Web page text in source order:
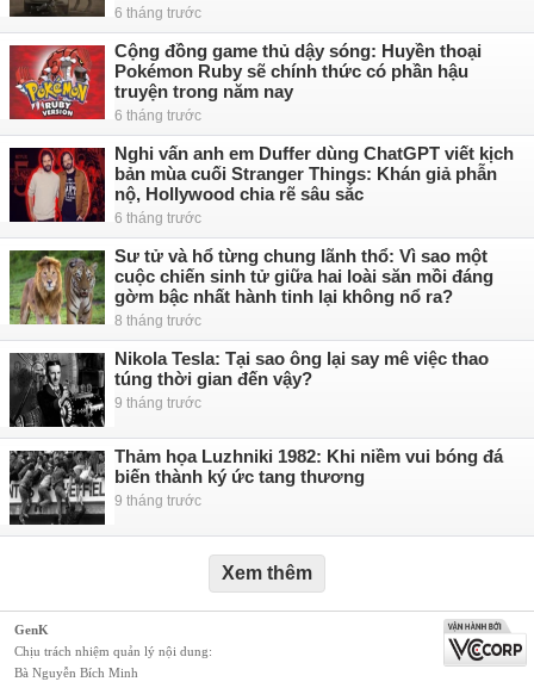
6 tháng trước
Cộng đồng game thủ dậy sóng: Huyền thoại
Pokémon Ruby sẽ chính thức có phần hậu
truyện trong năm nay
6 tháng trước
Nghi vấn anh em Duffer dùng ChatGPT viết kịch
bản mùa cuối Stranger Things: Khán giả phẫn
nộ, Hollywood chia rẽ sâu sắc
6 tháng trước
Sư tử và hổ từng chung lãnh thổ: Vì sao một
cuộc chiến sinh tử giữa hai loài săn mồi đáng
gờm bậc nhất hành tinh lại không nổ ra?
8 tháng trước
Nikola Tesla: Tại sao ông lại say mê việc thao
túng thời gian đến vậy?
9 tháng trước
Thảm họa Luzhniki 1982: Khi niềm vui bóng đá
biến thành ký ức tang thương
9 tháng trước
Xem thêm
GenK
Chịu trách nhiệm quản lý nội dung:
Bà Nguyễn Bích Minh